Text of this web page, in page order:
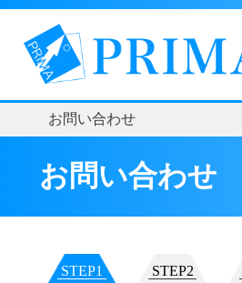
お問い合わせ
お問い合わせ
STEP1 STEP2